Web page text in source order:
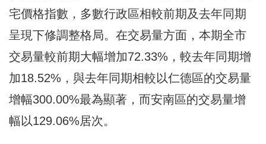
宅價格指數，多數行政區相較前期及去年同期
呈現下修調整格局。在交易量方面，本期全市
交易量較前期大幅增加72.33%，較去年同期增
加18.52%，與去年同期相較以仁德區的交易量
增幅300.00%最為顯著，而安南區的交易量增
幅以129.06%居次。